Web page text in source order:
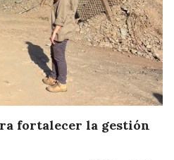
fortalecer la gestión